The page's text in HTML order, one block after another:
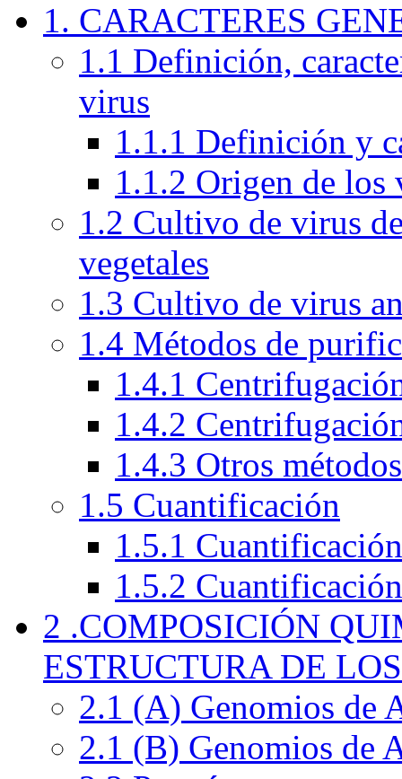
1. CARACTERES
1.1 Definición,
virus
1.1.1 Definición y
1.1.2 Origen de los
1.2 Cultivo de virus
vegetales
1.3 Cultivo de virus
1.4 Métodos de
1.4.1
1.4.2
1.4.3 Otros métodos
1.5 Cuantificación
1.5.1
1.5.2
2 .COMPOSICIÓN
ESTRUCTURA DE
2.1 (A) Genomios de
2.1 (B) Genomios de